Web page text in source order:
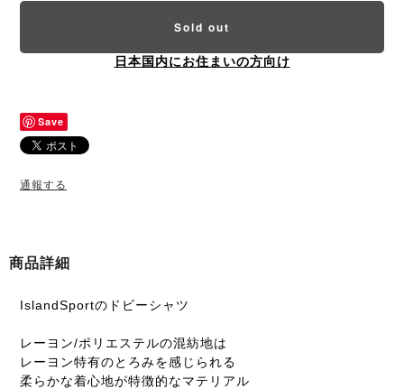
Sold out
日本国内にお住まいの方向け
Save
通報する
商品詳細
IslandSportのドビーシャツ
レーヨン/ポリエステルの混紡地は
レーヨン特有のとろみを感じられる
柔らかな着心地が特徴的なマテリアル